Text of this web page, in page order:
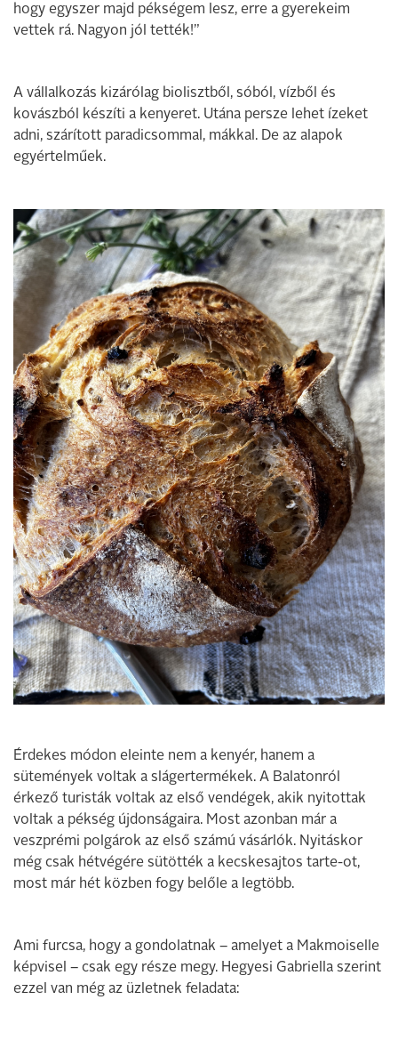
hogy egyszer majd pékségem lesz, erre a gyerekeim
vettek rá. Nagyon jól tették!”
A vállalkozás kizárólag biolisztből, sóból, vízből és
kovászból készíti a kenyeret. Utána persze lehet ízeket
adni, szárított paradicsommal, mákkal. De az alapok
egyértelműek.
Érdekes módon eleinte nem a kenyér, hanem a
sütemények voltak a slágertermékek. A Balatonról
érkező turisták voltak az első vendégek, akik nyitottak
voltak a pékség újdonságaira. Most azonban már a
veszprémi polgárok az első számú vásárlók. Nyitáskor
még csak hétvégére sütötték a kecskesajtos tarte-ot,
most már hét közben fogy belőle a legtöbb.
Ami furcsa, hogy a gondolatnak – amelyet a Makmoiselle
képvisel – csak egy része megy. Hegyesi Gabriella szerint
ezzel van még az üzletnek feladata: